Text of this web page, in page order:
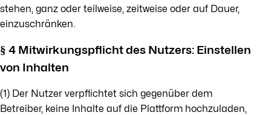
stehen, ganz oder teilweise, zeitweise oder auf Dauer,
einzuschränken.
§ 4 Mitwirkungspflicht des Nutzers: Einstellen
von Inhalten
(1) Der Nutzer verpflichtet sich gegenüber dem
Betreiber, keine Inhalte auf die Plattform hochzuladen,